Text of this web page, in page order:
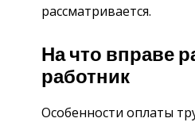
рассматривается.
На что вправе
работник
Особенности оплаты